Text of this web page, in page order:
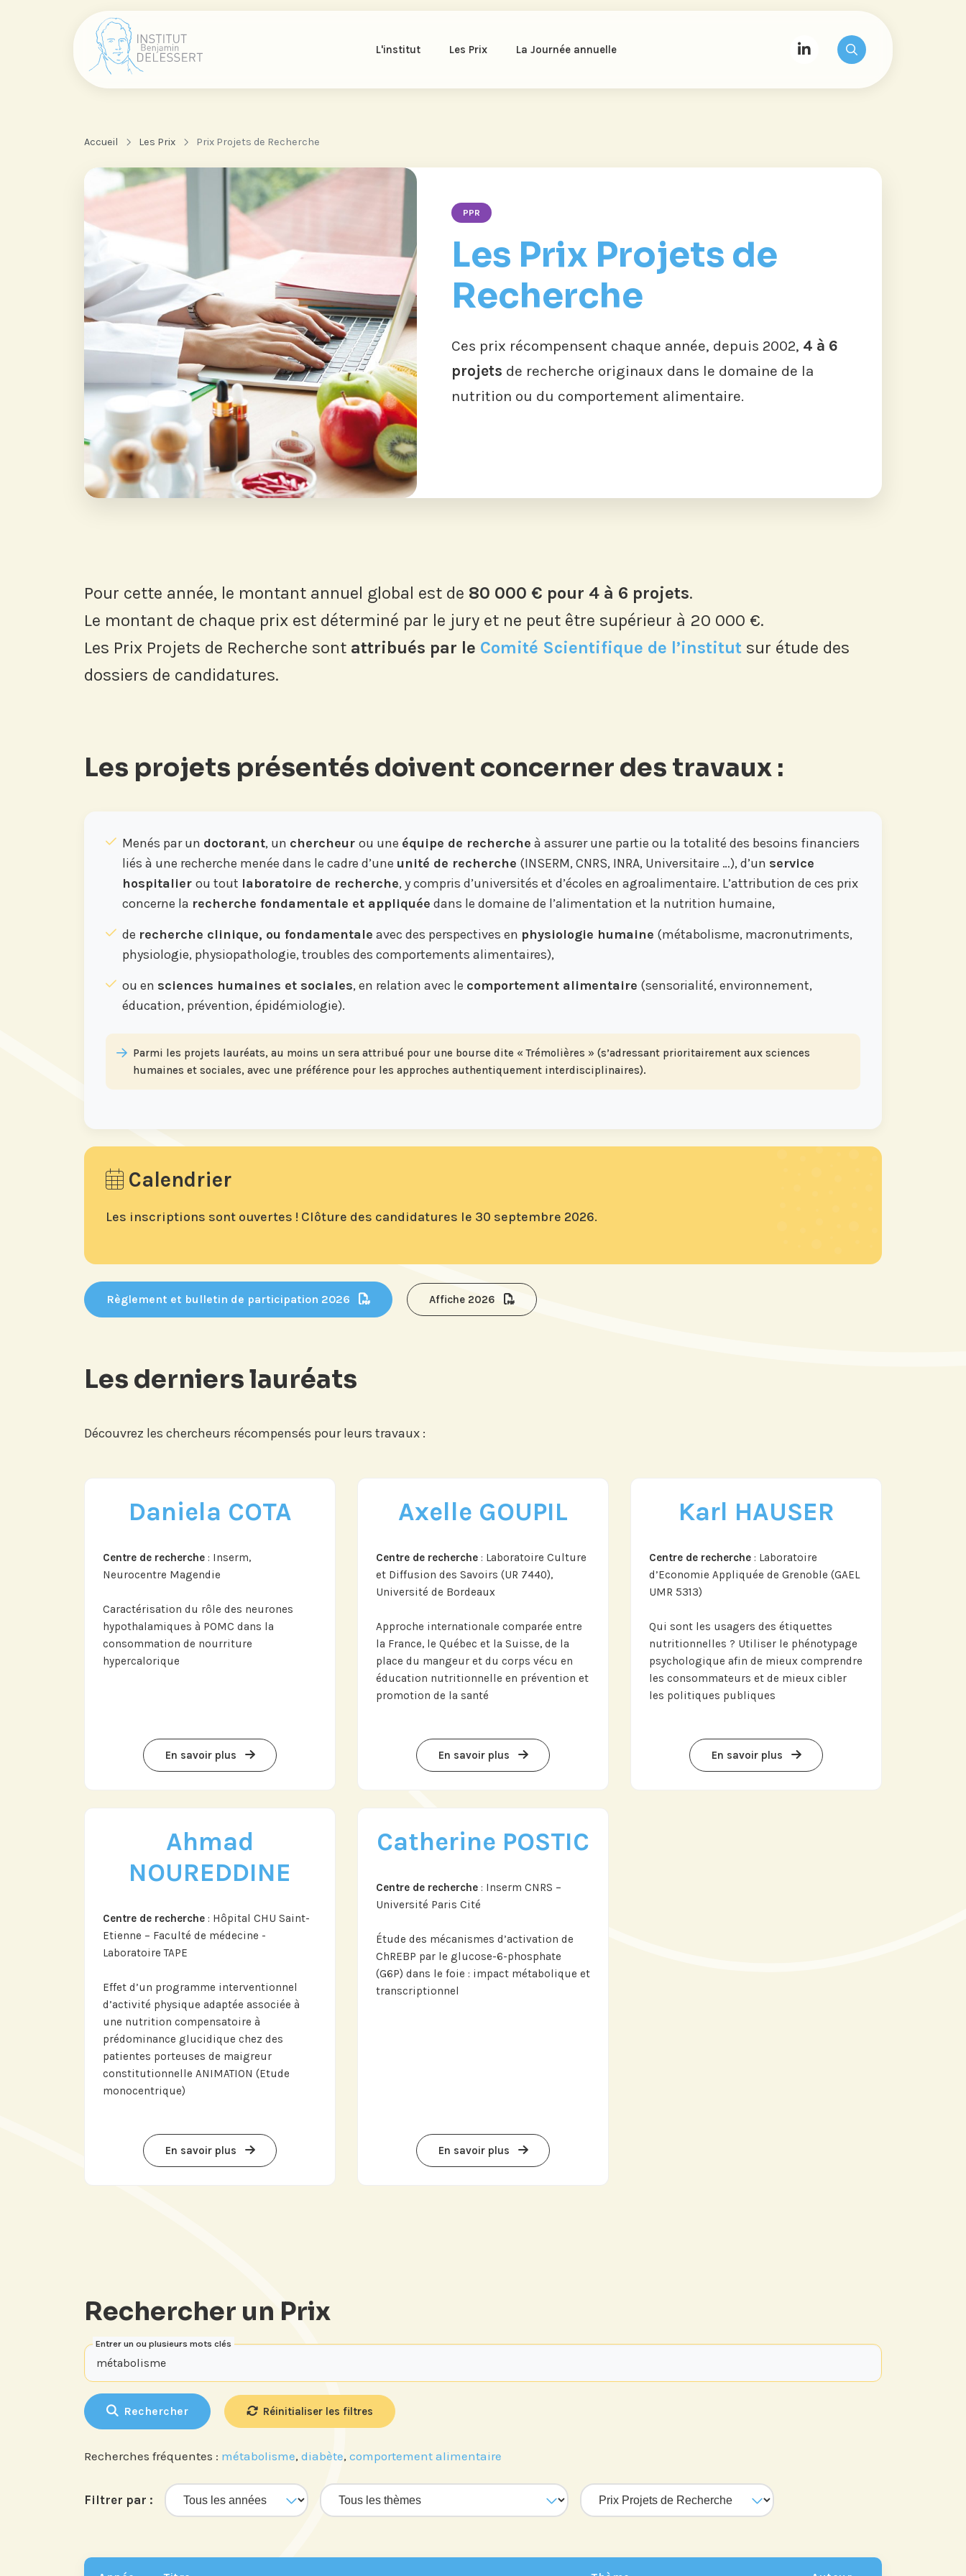
L'institut Les Prix La Journée annuelle
Accueil Les Prix Prix Projets de Recherche
PPR
Les Prix Projets de
Recherche
Ces prix récompensent chaque année, depuis 2002, 4 à 6
projets de recherche originaux dans le domaine de la
nutrition ou du comportement alimentaire.
Pour cette année, le montant annuel global est de 80 000 € pour 4 à 6 projets.
Le montant de chaque prix est déterminé par le jury et ne peut être supérieur à 20 000 €.
Les Prix Projets de Recherche sont attribués par le Comité Scientifique de l’institut sur étude des
dossiers de candidatures.
Les projets présentés doivent concerner des travaux :
Menés par un doctorant, un chercheur ou une équipe de recherche à assurer une partie ou la totalité des besoins financiers
liés à une recherche menée dans le cadre d’une unité de recherche (INSERM, CNRS, INRA, Universitaire …), d’un service
hospitalier ou tout laboratoire de recherche, y compris d’universités et d’écoles en agroalimentaire. L’attribution de ces prix
concerne la recherche fondamentale et appliquée dans le domaine de l’alimentation et la nutrition humaine,
de recherche clinique, ou fondamentale avec des perspectives en physiologie humaine (métabolisme, macronutriments,
physiologie, physiopathologie, troubles des comportements alimentaires),
ou en sciences humaines et sociales, en relation avec le comportement alimentaire (sensorialité, environnement,
éducation, prévention, épidémiologie).
Parmi les projets lauréats, au moins un sera attribué pour une bourse dite « Trémolières » (s’adressant prioritairement aux sciences
humaines et sociales, avec une préférence pour les approches authentiquement interdisciplinaires).
Calendrier
Les inscriptions sont ouvertes ! Clôture des candidatures le 30 septembre 2026.
Règlement et bulletin de participation 2026 Affiche 2026
Les derniers lauréats
Découvrez les chercheurs récompensés pour leurs travaux :
Daniela COTA
Centre de recherche : Inserm,
Neurocentre Magendie
Caractérisation du rôle des neurones
hypothalamiques à POMC dans la
consommation de nourriture
hypercalorique
En savoir plus
Axelle GOUPIL
Centre de recherche : Laboratoire Culture
et Diffusion des Savoirs (UR 7440),
Université de Bordeaux
Approche internationale comparée entre
la France, le Québec et la Suisse, de la
place du mangeur et du corps vécu en
éducation nutritionnelle en prévention et
promotion de la santé
En savoir plus
Karl HAUSER
Centre de recherche : Laboratoire
d’Economie Appliquée de Grenoble (GAEL
UMR 5313)
Qui sont les usagers des étiquettes
nutritionnelles ? Utiliser le phénotypage
psychologique afin de mieux comprendre
les consommateurs et de mieux cibler
les politiques publiques
En savoir plus
Ahmad
NOUREDDINE
Centre de recherche : Hôpital CHU Saint-
Etienne – Faculté de médecine -
Laboratoire TAPE
Effet d’un programme interventionnel
d’activité physique adaptée associée à
une nutrition compensatoire à
prédominance glucidique chez des
patientes porteuses de maigreur
constitutionnelle ANIMATION (Etude
monocentrique)
En savoir plus
Catherine POSTIC
Centre de recherche : Inserm CNRS –
Université Paris Cité
Étude des mécanismes d’activation de
ChREBP par le glucose-6-phosphate
(G6P) dans le foie : impact métabolique et
transcriptionnel
En savoir plus
Rechercher un Prix
Entrer un ou plusieurs mots clés
Rechercher Réinitialiser les filtres
Recherches fréquentes : métabolisme, diabète, comportement alimentaire
Filtrer par :
Abonnez-vous à notre
nos actualités, événements
et les avancées de l'Institut.
Si vous préférez suivre notre actu par mail,
centres d'intérêt :
Journée annuelle Prix Projets de Recherche